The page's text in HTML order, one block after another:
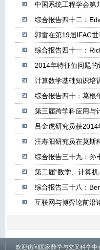
中国系统工程学会第
综合报告四十二：
郭雷在第19届IFAC
综合报告四十一：
2014年特征值问题
计算数学基础知识培
综合报告四十：葛根
第三届跨学科应用与
吕金虎研究员获
汪寿阳研究员在莫斯
综合报告三十九：孙
第二届“数学、计算
综合报告三十八：
互联网与博弈论前沿
欢迎访问国家数学与交叉科学